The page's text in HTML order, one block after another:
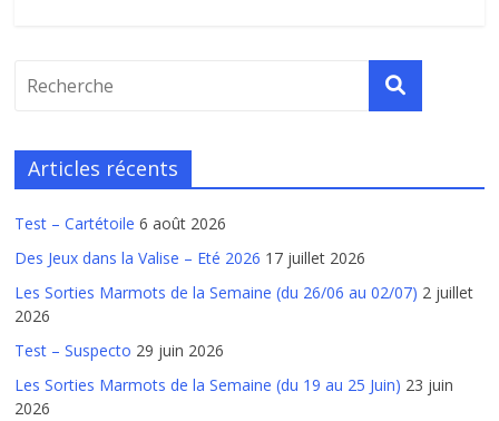
Articles récents
Test – Cartétoile 6 août 2026
Des Jeux dans la Valise – Eté 2026 17 juillet 2026
Les Sorties Marmots de la Semaine (du 26/06 au 02/07) 2 juillet
2026
Test – Suspecto 29 juin 2026
Les Sorties Marmots de la Semaine (du 19 au 25 Juin) 23 juin
2026